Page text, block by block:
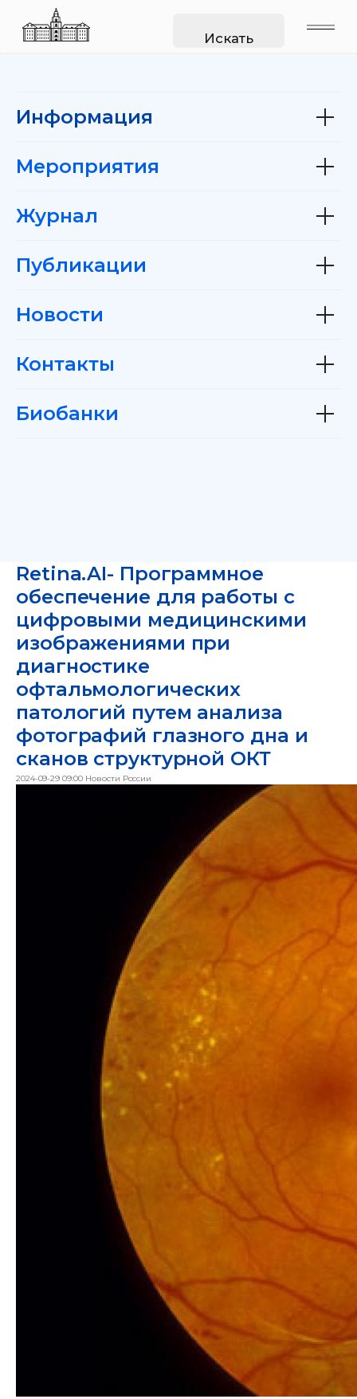
Информация
Мероприятия
Журнал
Публикации
Новости
Контакты
Биобанки
Retina.AI- Программное
обеспечение для работы с
цифровыми медицинскими
изображениями при
диагностике
офтальмологических
патологий путем анализа
фотографий глазного дна и
сканов структурной ОКТ
2024-09-29 09:00 Новости России